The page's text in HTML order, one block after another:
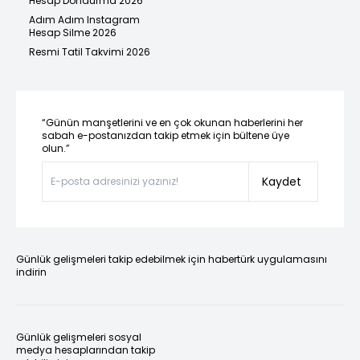
Adım Adım Instagram
Hesap Silme 2026
Resmi Tatil Takvimi 2026
“Günün manşetlerini ve en çok okunan haberlerini her
sabah e-postanızdan takip etmek için bültene üye
olun.”
Kaydet
Günlük gelişmeleri takip edebilmek için habertürk uygulamasını
indirin
Günlük gelişmeleri sosyal
medya hesaplarından takip